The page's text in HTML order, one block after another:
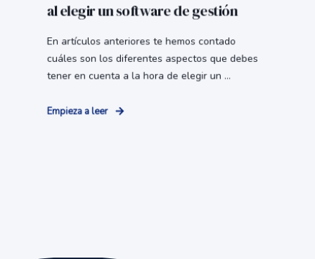
al elegir un software de gestión
En artículos anteriores te hemos contado
cuáles son los diferentes aspectos que debes
tener en cuenta a la hora de elegir un ...
Empieza a leer